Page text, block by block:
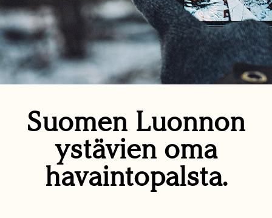
Suomen Luonnon
ystävien oma
havaintopalsta.